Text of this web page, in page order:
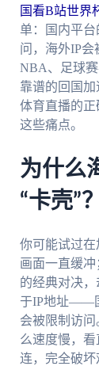
国看B站世界
单：国内平
问，海外IP
NBA、足球
靠谱的回国
体育直播的
这些痛点。
为什么
“卡壳”？
你可能试过
画面一直缓
的经典对决
于IP地址——
会被限制访
么速度慢，
连，完全破坏